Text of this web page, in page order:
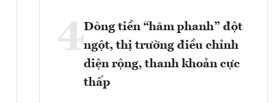
4Dòng tiền “hãm phanh” đột
ngột, thị trường điều chỉnh
diện rộng, thanh khoản cực
thấp